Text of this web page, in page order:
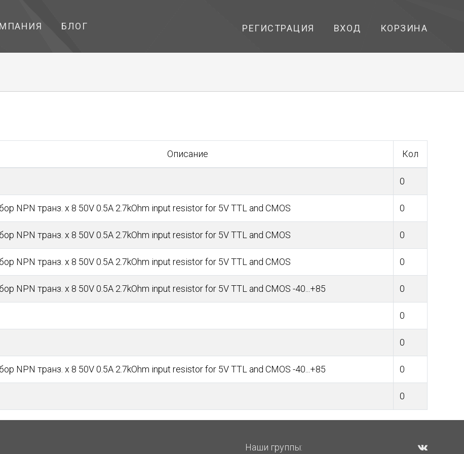
БЛОГ РЕГИСТРАЦИЯ ВХОД КОРЗИНА
Описание Кол
0
NPN транз. x 8 50V 0.5A 2.7kOhm input resistor for 5V TTL and CMOS 0
NPN транз. x 8 50V 0.5A 2.7kOhm input resistor for 5V TTL and CMOS 0
NPN транз. x 8 50V 0.5A 2.7kOhm input resistor for 5V TTL and CMOS 0
NPN транз. x 8 50V 0.5A 2.7kOhm input resistor for 5V TTL and CMOS -40...+85 0
0
0
NPN транз. x 8 50V 0.5A 2.7kOhm input resistor for 5V TTL and CMOS -40...+85 0
0
Наши группы: